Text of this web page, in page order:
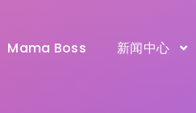
Mama Boss 新闻中心